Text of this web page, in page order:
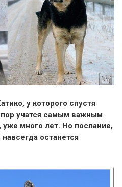
у которого спустя
учатся самым важным
много лет. Но послание,
останется